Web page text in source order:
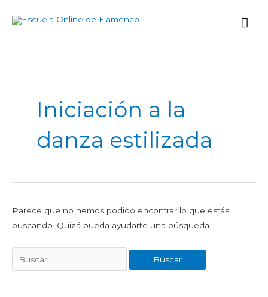
Iniciación a la
danza estilizada
Parece que no hemos podido encontrar lo que estás
buscando. Quizá pueda ayudarte una búsqueda.